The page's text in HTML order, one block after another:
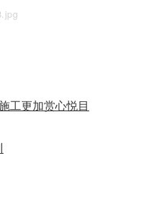
工更加赏心悦目